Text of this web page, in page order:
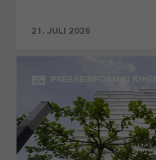
21. JULI 2026
PRESSEINFORMATIONEN